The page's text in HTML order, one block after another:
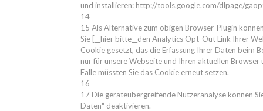
und installieren: http://tools.google.com/dlpage/
14
15 Als Alternative zum obigen Browser-Plugin
Sie [__hier bitte__den Analytics Opt-Out Link Ihrer
Cookie gesetzt, das die Erfassung Ihrer Daten beim
nur für unsere Webseite und Ihren aktuellen
Falle müssten Sie das Cookie erneut setzen.
16
17 Die geräteübergreifende Nutzeranalyse können
Daten“ deaktivieren.